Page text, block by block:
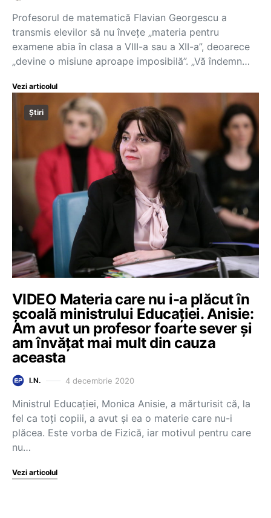
Profesorul de matematică Flavian Georgescu a
transmis elevilor să nu învețe „materia pentru
examene abia în clasa a VIII-a sau a XII-a”, deoarece
„devine o misiune aproape imposibilă”. „Vă îndemn…
Vezi articolul
Știri
VIDEO Materia care nu i-a plăcut în
școală ministrului Educației. Anisie:
Am avut un profesor foarte sever și
am învățat mai mult din cauza
aceasta
I.N. 4 decembrie 2020
Ministrul Educației, Monica Anisie, a mărturisit că, la
fel ca toți copiii, a avut și ea o materie care nu-i
plăcea. Este vorba de Fizică, iar motivul pentru care
nu…
Vezi articolul